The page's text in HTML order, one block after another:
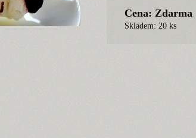
Cena: Zdarma
Skladem: 20 ks